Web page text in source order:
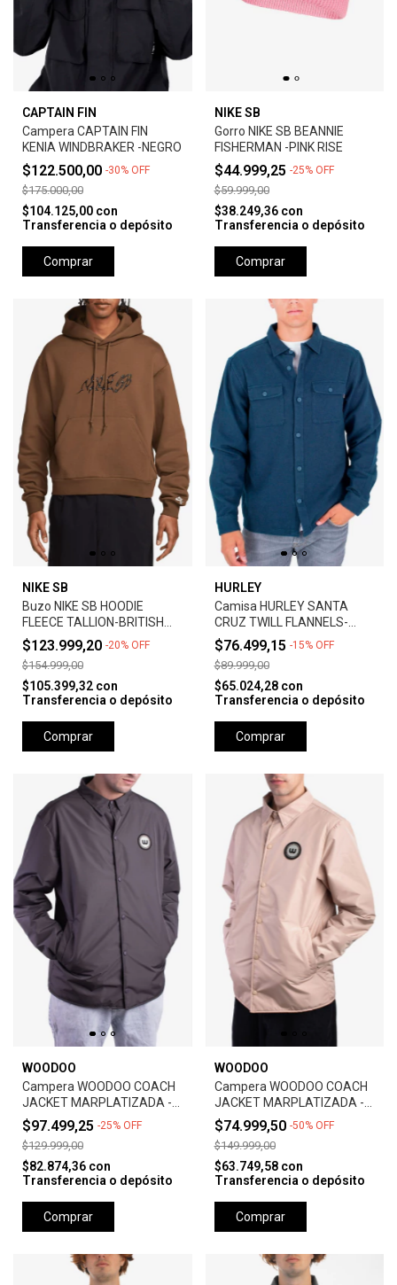
CAPTAIN FIN
Campera CAPTAIN FIN
KENIA WINDBRAKER -NEGRO
$122.500,00 -30% OFF
$175.000,00
$104.125,00 con
Transferencia o depósito
Comprar
NIKE SB
Gorro NIKE SB BEANNIE
FISHERMAN -PINK RISE
$44.999,25 -25% OFF
$59.999,00
$38.249,36 con
Transferencia o depósito
Comprar
NIKE SB
Buzo NIKE SB HOODIE
FLEECE TALLION-BRITISH
TAN
$123.999,20 -20% OFF
$154.999,00
$105.399,32 con
Transferencia o depósito
Comprar
HURLEY
Camisa HURLEY SANTA
CRUZ TWILL FLANNELS-
BLUE
$76.499,15 -15% OFF
$89.999,00
$65.024,28 con
Transferencia o depósito
Comprar
WOODOO
Campera WOODOO COACH
JACKET MARPLATIZADA -
GRIS
$97.499,25 -25% OFF
$129.999,00
$82.874,36 con
Transferencia o depósito
Comprar
WOODOO
Campera WOODOO COACH
JACKET MARPLATIZADA -
KAKI
$74.999,50 -50% OFF
$149.999,00
$63.749,58 con
Transferencia o depósito
Comprar